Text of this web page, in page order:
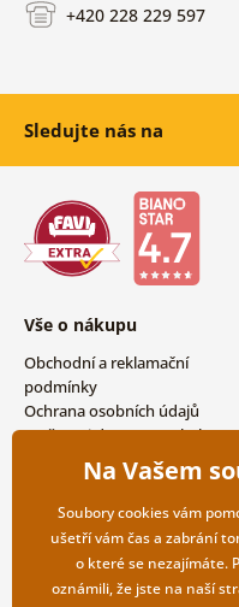
+420 228 229 597
Sledujte nás na
Vše o nákupu
Obchodní a reklamační
podmínky
Ochrana osobních údajů
Možnosti dopravy a platby
Vrácení zbožíNa Vašem
Soubory cookies vám
ušetří vám čas a zabrání
o které se nezajímáte.
oznámili, že jste na naší